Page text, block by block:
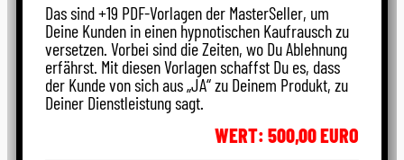
Das sind +19 PDF-Vorlagen der MasterSeller, um
Deine Kunden in einen hypnotischen Kaufrausch zu
versetzen. Vorbei sind die Zeiten, wo Du Ablehnung
erfährst. Mit diesen Vorlagen schaffst Du es, dass
der Kunde von sich aus „JA“ zu Deinem Produkt, zu
Deiner Dienstleistung sagt.
WERT: 500,00 EURO